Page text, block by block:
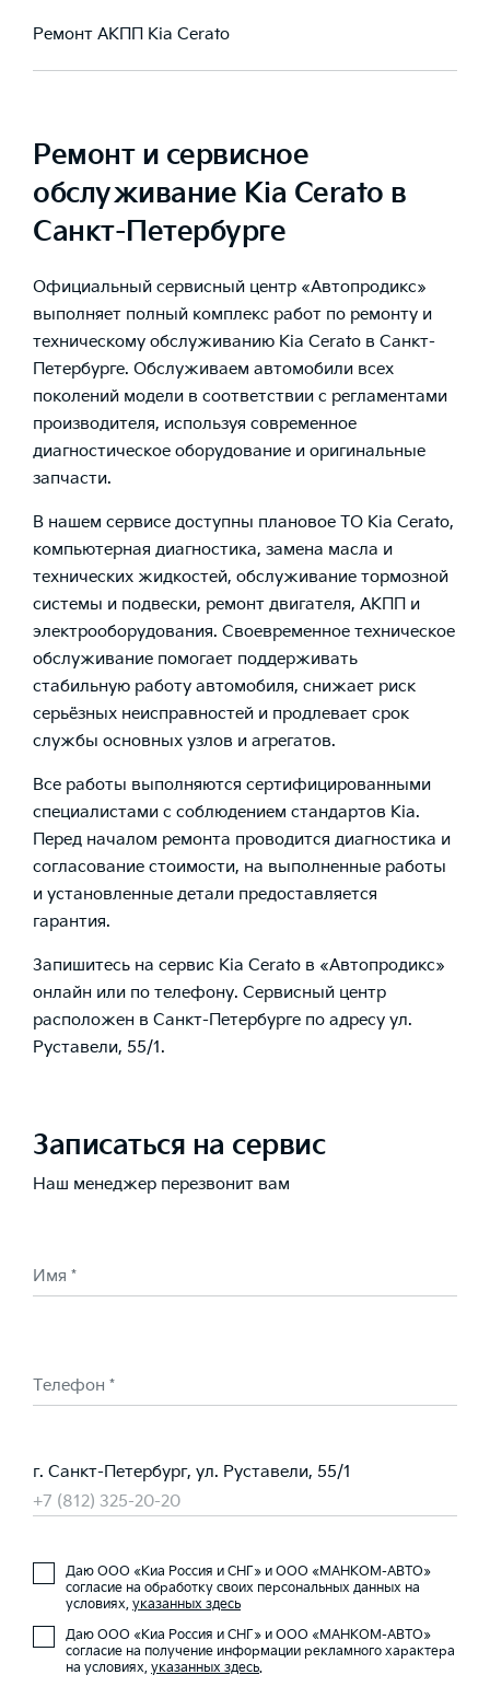
Ремонт АКПП Kia Cerato
Ремонт и сервисное
обслуживание Kia Cerato в
Санкт-Петербурге
Официальный сервисный центр «Автопродикс»
выполняет полный комплекс работ по ремонту и
техническому обслуживанию Kia Cerato в Санкт-
Петербурге. Обслуживаем автомобили всех
поколений модели в соответствии с регламентами
производителя, используя современное
диагностическое оборудование и оригинальные
запчасти.
В нашем сервисе доступны плановое ТО Kia Cerato,
компьютерная диагностика, замена масла и
технических жидкостей, обслуживание тормозной
системы и подвески, ремонт двигателя, АКПП и
электрооборудования. Своевременное техническое
обслуживание помогает поддерживать
стабильную работу автомобиля, снижает риск
серьёзных неисправностей и продлевает срок
службы основных узлов и агрегатов.
Все работы выполняются сертифицированными
специалистами с соблюдением стандартов Kia.
Перед началом ремонта проводится диагностика и
согласование стоимости, на выполненные работы
и установленные детали предоставляется
гарантия.
Запишитесь на сервис Kia Cerato в «Автопродикс»
онлайн или по телефону. Сервисный центр
расположен в Санкт-Петербурге по адресу ул.
Руставели, 55/1.
Записаться на сервис
Наш менеджер перезвонит вам
Имя *
Телефон *
г. Санкт-Петербург, ул. Руставели, 55/1
+7 (812) 325-20-20
Даю ООО «Киа Россия и СНГ» и ООО «МАНКОМ-АВТО»
согласие на обработку своих персональных данных на
условиях, указанных здесь
Даю ООО «Киа Россия и СНГ» и ООО «МАНКОМ-АВТО»
согласие на получение информации рекламного характера
на условиях, указанных здесь.